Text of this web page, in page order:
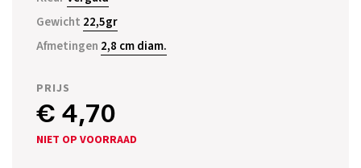
Gewicht 22,5gr
Afmetingen 2,8 cm diam.
PRIJS
€ 4,70
NIET OP VOORRAAD